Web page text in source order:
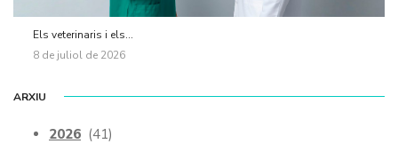
Els veterinaris i els...
8 de juliol de 2026
ARXIU
2026 (41)